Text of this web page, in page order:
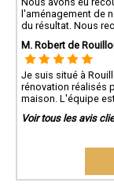
l'aménagement de
du résultat. Nous
M. Robert de
Je suis situé à
rénovation réalisés
maison. L'équipe
Voir tous les avis